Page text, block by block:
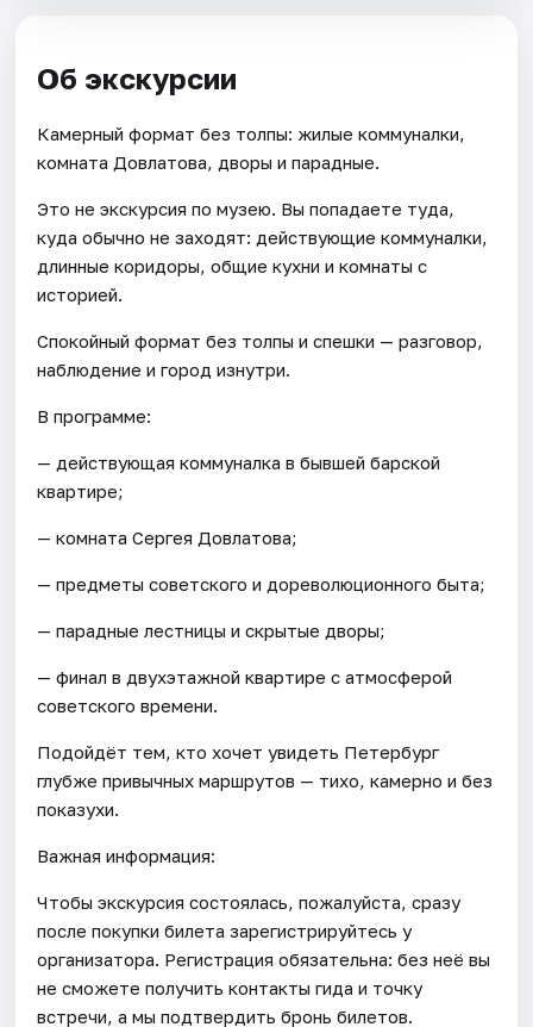
Об экскурсии
Камерный формат без толпы: жилые коммуналки,
комната Довлатова, дворы и парадные.
Это не экскурсия по музею. Вы попадаете туда,
куда обычно не заходят: действующие коммуналки,
длинные коридоры, общие кухни и комнаты с
историей.
Спокойный формат без толпы и спешки — разговор,
наблюдение и город изнутри.
В программе:
— действующая коммуналка в бывшей барской
квартире;
— комната Сергея Довлатова;
— предметы советского и дореволюционного быта;
— парадные лестницы и скрытые дворы;
— финал в двухэтажной квартире с атмосферой
советского времени.
Подойдёт тем, кто хочет увидеть Петербург
глубже привычных маршрутов — тихо, камерно и без
показухи.
Важная информация:
Чтобы экскурсия состоялась, пожалуйста, сразу
после покупки билета зарегистрируйтесь у
организатора. Регистрация обязательна: без неё вы
не сможете получить контакты гида и точку
встречи, а мы подтвердить бронь билетов.